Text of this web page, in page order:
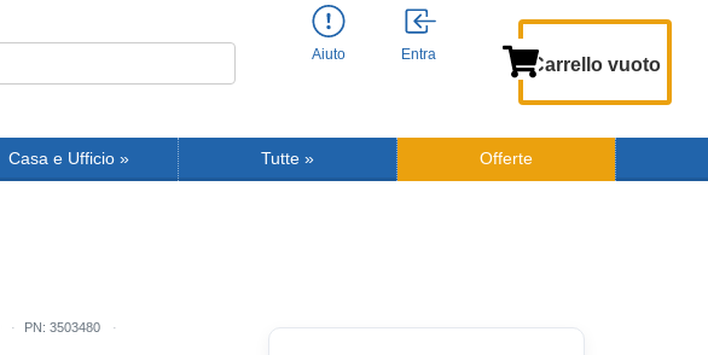
Aiuto Entra Carrello vuoto
Casa e Ufficio » Tutte » Offerte
PN: 3503480